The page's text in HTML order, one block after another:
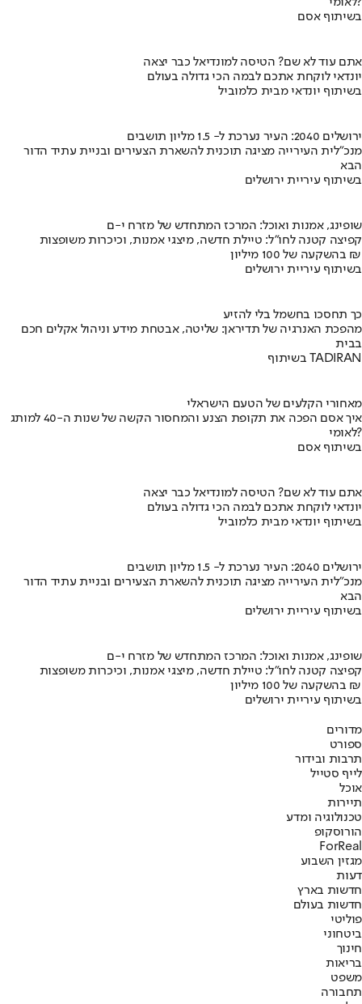
בשיתוף אסם
אתם עוד לא שם? הטיסה למונדיאל כבר יצאה
יונדאי לוקחת אתכם לבמה הכי גדולה בעולם
בשיתוף יונדאי מבית כלמוביל
ירושלים 2040: העיר נערכת ל- 1.5 מליון תושבים
מנכ"לית העירייה מציגה תוכנית להשארת הצעירים ובניית עתיד הדור
הבא
בשיתוף עיריית ירושלים
שופינג, אמנות ואוכל: המרכז המתחדש של מזרח י-ם
קפיצה קטנה לחו"ל: טיילת חדשה, מיצגי אמנות, וכיכרות משופצות
בהשקעה של 100 מיליון ₪
בשיתוף עיריית ירושלים
כך תחסכו בחשמל בלי להזיע
מהפכת האנרגיה של תדיראן: שליטה, אבטחת מידע וניהול אקלים חכם
בבית
בשיתוף TADIRAN
מאחורי הקלעים של הטעם הישראלי
איך אסם הפכה את תקופת הצנע והמחסור הקשה של שנות ה-40 למותג
לאומי?
בשיתוף אסם
אתם עוד לא שם? הטיסה למונדיאל כבר יצאה
יונדאי לוקחת אתכם לבמה הכי גדולה בעולם
בשיתוף יונדאי מבית כלמוביל
ירושלים 2040: העיר נערכת ל- 1.5 מליון תושבים
מנכ"לית העירייה מציגה תוכנית להשארת הצעירים ובניית עתיד הדור
הבא
בשיתוף עיריית ירושלים
שופינג, אמנות ואוכל: המרכז המתחדש של מזרח י-ם
קפיצה קטנה לחו"ל: טיילת חדשה, מיצגי אמנות, וכיכרות משופצות
בהשקעה של 100 מיליון ₪
בשיתוף עיריית ירושלים
מדורים
ספורט
תרבות ובידור
לייף סטייל
אוכל
תיירות
טכנולוגיה ומדע
הורוסקופ
ForReal
מגזין השבוע
דעות
חדשות בארץ
חדשות בעולם
פוליטי
ביטחוני
חינוך
בריאות
משפט
תחבורה